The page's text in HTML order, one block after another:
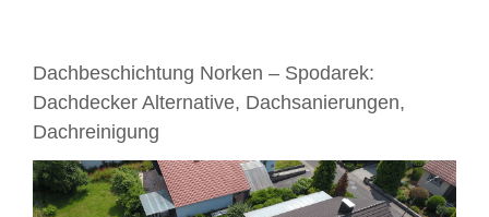
Dachbeschichtung Norken – Spodarek:
Dachdecker Alternative, Dachsanierungen,
Dachreinigung